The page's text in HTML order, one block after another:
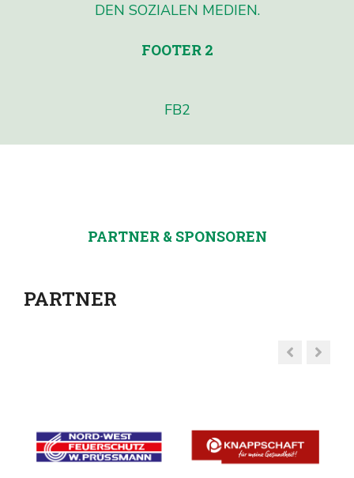
DEN SOZIALEN MEDIEN.
FOOTER 2
FB2
PARTNER & SPONSOREN
PARTNER